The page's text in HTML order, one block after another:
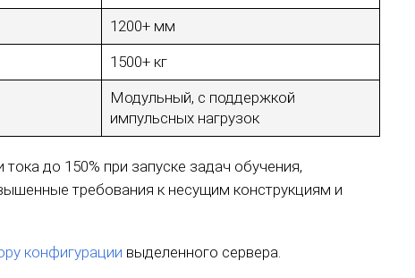
1200+ мм
1500+ кг
Модульный, с поддержкой
импульсных нагрузок
до 150% при запуске задач обучения,
требования к несущим конструкциям и
конфигурации выделенного сервера.